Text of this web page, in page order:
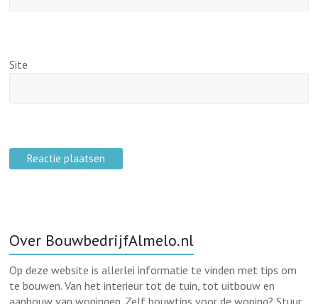
Site
Over BouwbedrijfAlmelo.nl
Op deze website is allerlei informatie te vinden met tips om
te bouwen. Van het interieur tot de tuin, tot uitbouw en
aanbouw van woningen. Zelf bouwtips voor de woning? Stuur